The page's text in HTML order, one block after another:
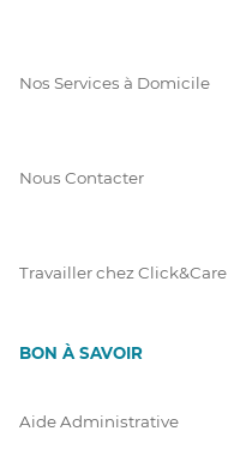
Nos Services à Domicile
Nous Contacter
Travailler chez Click&Care
BON À SAVOIR
Aide Administrative